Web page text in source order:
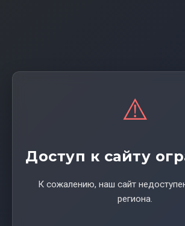
⚠️
Доступ к сайту
К сожалению, наш сайт
региона.